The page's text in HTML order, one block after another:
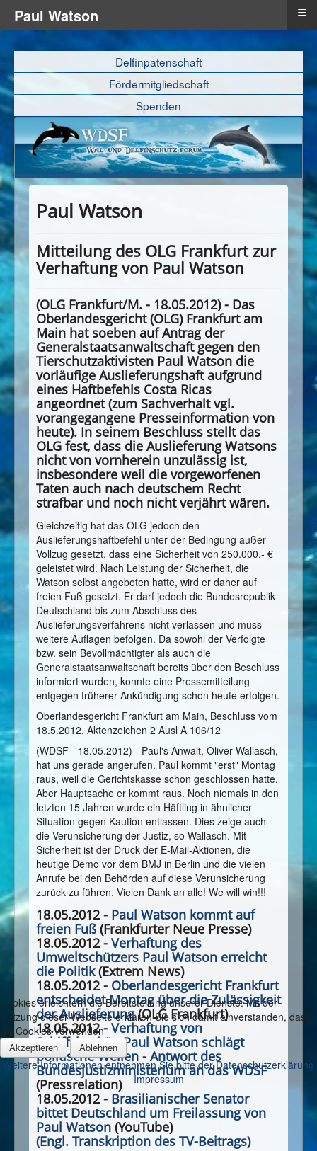
Delfinpatenschaft
Fördermitgliedschaft
Spenden
Paul Watson
Mitteilung des OLG Frankfurt zur
Verhaftung von Paul Watson
(OLG Frankfurt/M. - 18.05.2012) - Das
Oberlandesgericht (OLG) Frankfurt am
Main hat soeben auf Antrag der
Generalstaatsanwaltschaft gegen den
Tierschutzaktivisten Paul Watson die
vorläufige Auslieferungshaft aufgrund
eines Haftbefehls Costa Ricas
angeordnet (zum Sachverhalt vgl.
vorangegangene Presseinformation von
heute). In seinem Beschluss stellt das
OLG fest, dass die Auslieferung Watsons
nicht von vornherein unzulässig ist,
insbesondere weil die vorgeworfenen
Taten auch nach deutschem Recht
strafbar und noch nicht verjährt wären.
Gleichzeitig hat das OLG jedoch den
Auslieferungshaftbefehl unter der Bedingung außer
Vollzug gesetzt, dass eine Sicherheit von 250.000,- €
geleistet wird. Nach Leistung der Sicherheit, die
Watson selbst angeboten hatte, wird er daher auf
freien Fuß gesetzt. Er darf jedoch die Bundesrepublik
Deutschland bis zum Abschluss des
Auslieferungsverfahrens nicht verlassen und muss
weitere Auflagen befolgen. Da sowohl der Verfolgte
bzw. sein Bevollmächtigter als auch die
Generalstaatsanwaltschaft bereits über den Beschluss
informiert wurden, konnte eine Pressemitteilung
entgegen früherer Ankündigung schon heute erfolgen.
Oberlandesgericht Frankfurt am Main, Beschluss vom
18.5.2012, Aktenzeichen 2 Ausl A 106/12
(WDSF - 18.05.2012) - Paul's Anwalt, Oliver Wallasch,
hat uns gerade angerufen. Paul kommt "erst" Montag
raus, weil die Gerichtskasse schon geschlossen hatte.
Aber Hauptsache er kommt raus. Noch niemals in den
letzten 15 Jahren wurde ein Häftling in ähnlicher
Situation gegen Kaution entlassen. Dies zeige auch
die Verunsicherung der Justiz, so Wallasch. Mit
Sicherheit ist der Druck der E-Mail-Aktionen, die
heutige Demo vor dem BMJ in Berlin und die vielen
Anrufe bei den Behörden auf diese Verunsicherung
zurück zu führen. Vielen Dank an alle! We will win!!!
18.05.2012 - Paul Watson kommt auf
freien Fuß (Frankfurter Neue Presse)
18.05.2012 - Verhaftung des
Umweltschützers Paul Watson erreicht
die Politik(Extrem News)
18.05.2012 - Oberlandesgericht Frankfurt
entscheidet Montag über die Zulässigkeit
der Auslieferung(OLG Frankfurt)
18.05.2012 - Verhaftung von
Schiffskapitän Paul Watson schlägt
politische Wellen - Antwort des
Bundesjustizministerium an das WDSF
(Pressrelation)
18.05.2012 - Brasilianischer Senator
bittet Deutschland um Freilassung von
Paul Watson (YouTube)
(Engl. Transkription des TV-Beitrags)
Cookies erleichtern die Bereitstellung unserer Dienste. Mit der
Nutzung dieser Webseite erklären Sie sich damit einverstanden, dass
wir Cookies verwenden
Akzeptieren Ablehnen
Weitere Informationen entnehmen Sie bitte der Datenschutzerklärung
Impressum
Paul Watson ≡